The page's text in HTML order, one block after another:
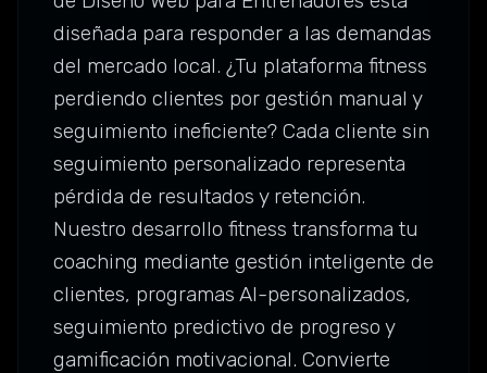
diseñada para responder a las demandas
del mercado local. ¿Tu plataforma fitness
perdiendo clientes por gestión manual y
seguimiento ineficiente? Cada cliente sin
seguimiento personalizado representa
pérdida de resultados y retención.
Nuestro desarrollo fitness transforma tu
coaching mediante gestión inteligente de
clientes, programas AI-personalizados,
seguimiento predictivo de progreso y
gamificación motivacional. Convierte